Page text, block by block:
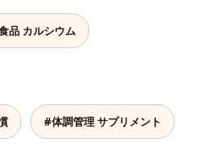
とは、花茶の代表的な原料、メイク
イファをはじめ、ポリフェノールを
す。＊美凛六草（メイリンロクソ
ウ）エキスとは、メイクイファ、ベ
品 カルシウム
#体調管理 サプリメント